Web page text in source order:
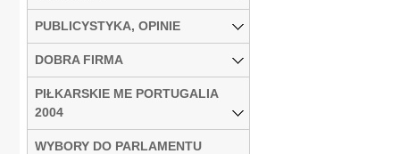
PUBLICYSTYKA, OPINIE
DOBRA FIRMA
PIŁKARSKIE ME PORTUGALIA
2004
WYBORY DO PARLAMENTU